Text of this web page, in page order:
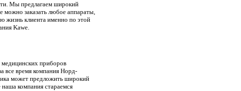
Мы предлагаем широкий
можно заказать любое аппараты,
жизнь клиента именно по этой
Kawe.
приборов
все время компания Норд-
может предложить широкий
компания стараемся